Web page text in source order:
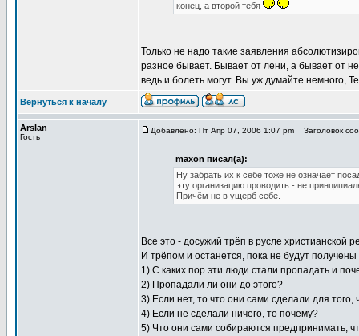
конец, а второй тебя
Только не надо такие заявления
разное бывает. Бывает от лени, а бывает от
ведь и болеть могут. Вы уж думайте немного,
Вернуться к началу
Arslan
Гость
Добавлено: Пт Апр 07, 2006 1:07 pm Заголовок
maxon писал(а):
Ну забрать их к себе тоже не означает
эту организацию проводить - не
Причём не в ущерб себе.
Все это - досужий трёп в русле христианской
И трёпом и останется, пока не будут
1) С каких пор эти люди стали пропадать и
2) Пропадали ли они до этого?
3) Если нет, то что они сами сделали для
4) Если не сделали ничего, то почему?
5) Что они сами собираются предпринимать,